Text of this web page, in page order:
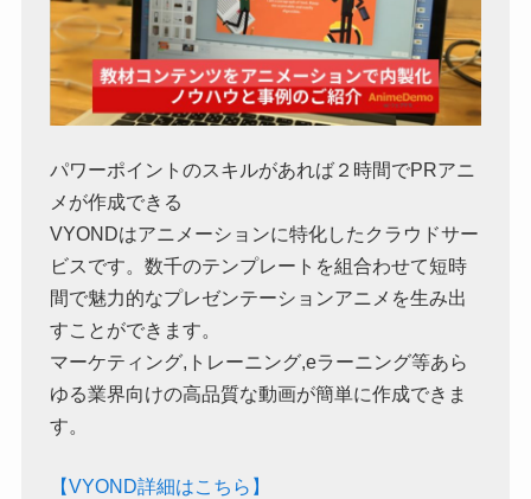
パワーポイントのスキルがあれば２時間でPRアニ
メが作成できる
VYONDはアニメーションに特化したクラウドサー
ビスです。数千のテンプレートを組合わせて短時
間で魅力的なプレゼンテーションアニメを生み出
すことができます。
マーケティング,トレーニング,eラーニング等あら
ゆる業界向けの高品質な動画が簡単に作成できま
す。
【VYOND詳細はこちら】